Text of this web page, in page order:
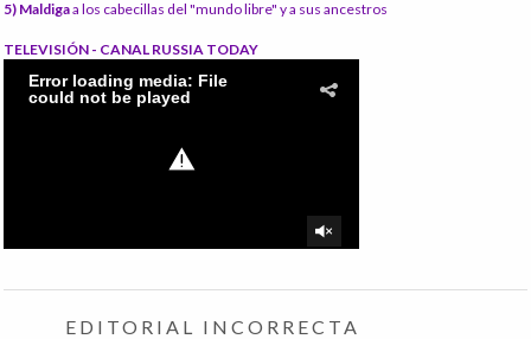
5) Maldigaa los cabecillas del "mundo libre" y a sus ancestros
TELEVISIÓN - CANAL RUSSIA TODAY
EDITORIAL INCORRECTA